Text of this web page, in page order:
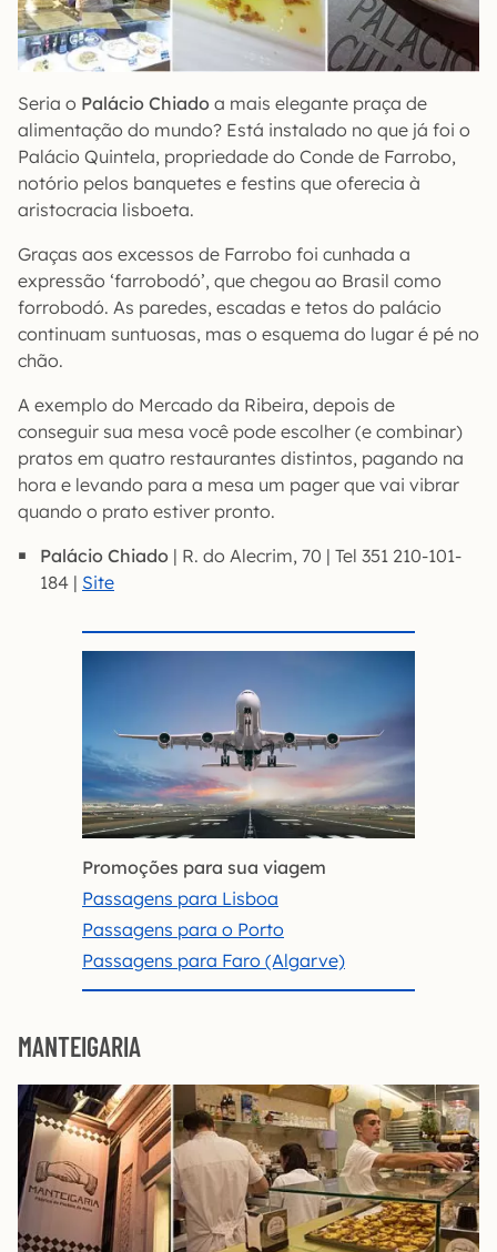
Seria o Palácio Chiado a mais elegante praça de
alimentação do mundo? Está instalado no que já foi o
Palácio Quintela, propriedade do Conde de Farrobo,
notório pelos banquetes e festins que oferecia à
aristocracia lisboeta.
Graças aos excessos de Farrobo foi cunhada a
expressão ‘farrobodó’, que chegou ao Brasil como
forrobodó. As paredes, escadas e tetos do palácio
continuam suntuosas, mas o esquema do lugar é pé no
chão.
A exemplo do Mercado da Ribeira, depois de
conseguir sua mesa você pode escolher (e combinar)
pratos em quatro restaurantes distintos, pagando na
hora e levando para a mesa um pager que vai vibrar
quando o prato estiver pronto.
Palácio Chiado | R. do Alecrim, 70 | Tel 351 210-101-
184 | Site
Promoções para sua viagem
Passagens para Lisboa
Passagens para o Porto
Passagens para Faro (Algarve)
MANTEIGARIA